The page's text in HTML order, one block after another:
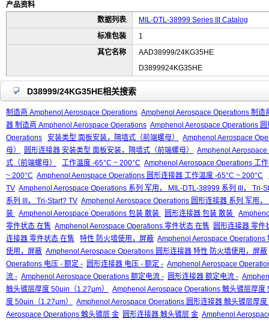
产品资料
数据列表
MIL-DTL-38999 Series III Catalog
标准包装
1
其它名称
AAD38999/24KG35HE
D3899924KG35HE
D38999/24KG35HE相关搜索
制造商 Amphenol Aerospace Operations Amphenol Aerospace Operations 制
器 制造商 Amphenol Aerospace Operations Amphenol Aerospace Operations
Operations
安装类型 面板安装，隔墙式（前端螺母）
Amphenol Aerospace
母）
圆形连接器 安装类型 面板安装，隔墙式（前端螺母）
Amphenol
式（前端螺母）
工作温度 -65°C ~ 200°C Amphenol Aerospace Operations 工
~ 200°C Amphenol Aerospace Operations 圆形连接器 工作温度 -65°C ~ 200°C
TV Amphenol Aerospace Operations 系列 军用， MIL-DTL-38999 系列 III， Tri-
系列 III， Tri-Start? TV Amphenol Aerospace Operations 圆形连接器 系列 军用
装
Amphenol Aerospace Operations 包装 散装 圆形连接器 包装 散装
零件状态 在售 Amphenol Aerospace Operations 零件状态 在售
圆形连接器 零件
连接器 零件状态 在售
特性 防火墙使用，屏蔽 Amphenol Aerospace Operations
使用，屏蔽 Amphenol Aerospace Operations 圆形连接器 特性 防火墙使用，屏蔽
Operations 电压 - 额定 - 圆形连接器 电压 - 额定 - Amphenol Aerospace
流 - Amphenol Aerospace Operations 额定电流 - 圆形连接器 额定电流 -
触头镀层厚度 50μin（1.27μm）
Amphenol Aerospace Operations 触头镀层厚度
度 50μin（1.27μm）
Amphenol Aerospace Operations 圆形连接器 触头镀层厚
Aerospace Operations 触头镀层 金 圆形连接器 触头镀层 金 Amphenol